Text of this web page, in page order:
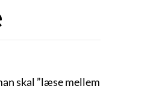
skal ”læse mellem